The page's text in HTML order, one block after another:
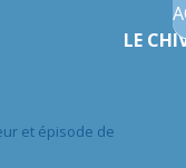
LE
et épisode de